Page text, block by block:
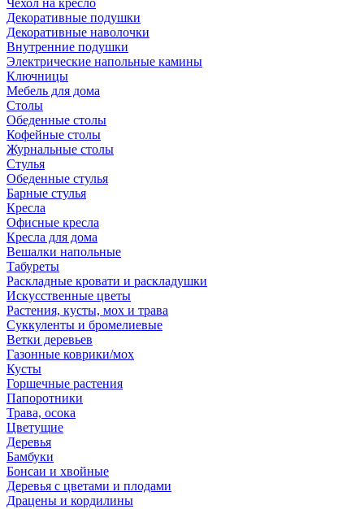
Чехол на кресло
Декоративные подушки
Декоративные наволочки
Внутренние подушки
Электрические напольные камины
Ключницы
Мебель для дома
Столы
Обеденные столы
Кофейные столы
Журнальные столы
Стулья
Обеденные стулья
Барные стулья
Кресла
Офисные кресла
Кресла для дома
Вешалки напольные
Табуреты
Раскладные кровати и раскладушки
Искусственные цветы
Растения, кусты, мох и трава
Суккуленты и бромелиевые
Ветки деревьев
Газонные коврики/мох
Кусты
Горшечные растения
Папоротники
Трава, осока
Цветущие
Деревья
Бамбуки
Бонсаи и хвойные
Деревья с цветами и плодами
Драцены и кордилины